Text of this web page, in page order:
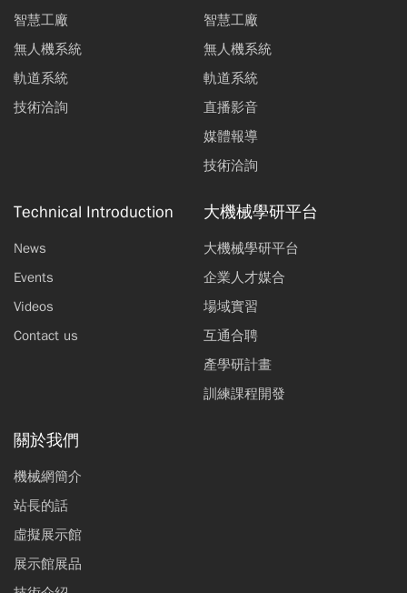
智慧工廠
無人機系統
軌道系統
技術洽詢
智慧工廠
無人機系統
軌道系統
直播影音
媒體報導
技術洽詢
Technical Introduction
News
Events
Videos
Contact us
大機械學研平台
大機械學研平台
企業人才媒合
場域實習
互通合聘
產學研計畫
訓練課程開發
關於我們
機械網簡介
站長的話
虛擬展示館
展示館展品